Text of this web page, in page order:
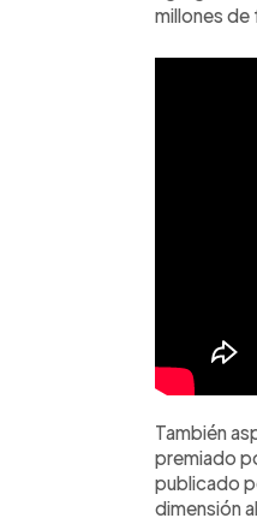
millones de
También
premiado
publicado
dimensión